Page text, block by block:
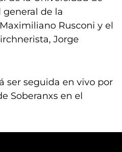
general de la
Rusconi y el
Jorge
ser seguida en vivo por
Soberanxs en el